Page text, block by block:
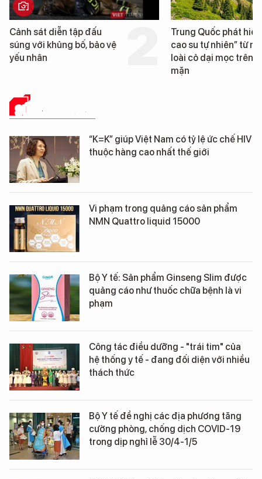
Trung Quốc phát hiện “mỏ
cao su tự nhiên” từ một
loài cỏ dại mọc trên đất
Loạt dự án bất động
Đà Nẵng sắp bị kiểm
SỨC KHỎE 24H
“K=K” giúp Việt Nam có tỷ lệ ức chế HIV
thuộc hàng cao nhất thế giới
Vi phạm trong quảng cáo sản phẩm
NMN Quattro liquid 15000
Bộ Y tế: Sản phẩm Ginseng Slim được
quảng cáo như thuốc chữa bệnh là vi
phạm
Công tác điều dưỡng - "trái tim" của
hệ thống y tế - đang đối diện với nhiều
thách thức
Bộ Y tế đề nghị các địa phương tăng
cường phòng, chống dịch COVID-19
trong dịp nghỉ lễ 30/4-1/5